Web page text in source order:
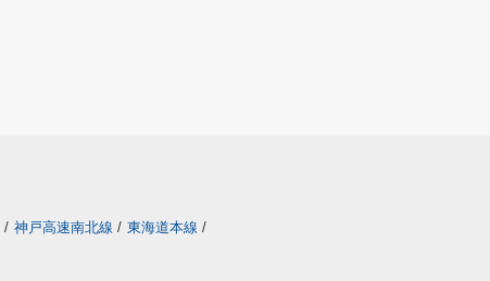
/ 神戸高速南北線 / 東海道本線 /